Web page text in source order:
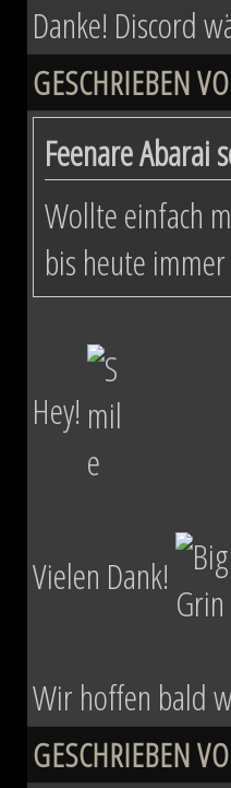
Danke! Discord
GESCHRIEBEN
Feenare Abarai
Wollte einfach
bis heute
Hey!
Vielen Dank!
Wir hoffen bald
GESCHRIEBEN